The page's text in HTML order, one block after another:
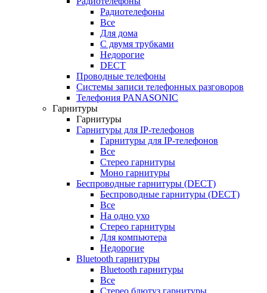
Радиотелефоны
Все
Для дома
С двумя трубками
Недорогие
DECT
Проводные телефоны
Системы записи телефонных разговоров
Телефония PANASONIC
Гарнитуры
Гарнитуры
Гарнитуры для IP-телефонов
Гарнитуры для IP-телефонов
Все
Стерео гарнитуры
Моно гарнитуры
Беспроводные гарнитуры (DECT)
Беспроводные гарнитуры (DECT)
Все
На одно ухо
Стерео гарнитуры
Для компьютера
Недорогие
Bluetooth гарнитуры
Bluetooth гарнитуры
Все
Стерео блютуз гарнитуры